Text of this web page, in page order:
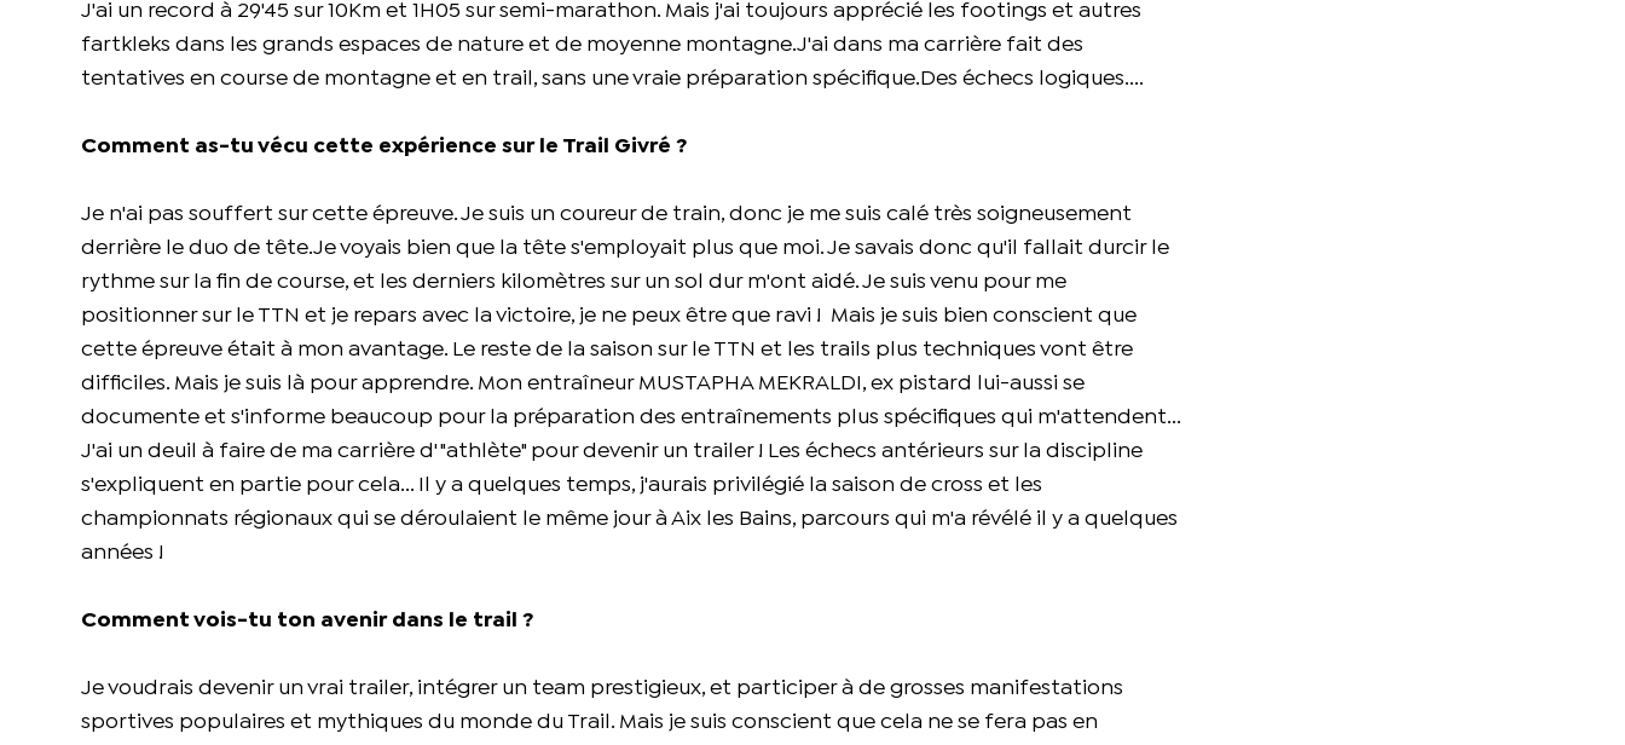
J'ai un record à 29'45 sur 10Km et 1H05 sur semi-marathon. Mais j'ai toujours apprécié les footings et autres
fartkleks dans les grands espaces de nature et de moyenne montagne.J'ai dans ma carrière fait des
tentatives en course de montagne et en trail, sans une vraie préparation spécifique.Des échecs logiques....
Comment as-tu vécu cette expérience sur le Trail Givré ?
Je n'ai pas souffert sur cette épreuve. Je suis un coureur de train, donc je me suis calé très soigneusement
derrière le duo de tête.Je voyais bien que la tête s'employait plus que moi. Je savais donc qu'il fallait durcir le
rythme sur la fin de course, et les derniers kilomètres sur un sol dur m'ont aidé. Je suis venu pour me
positionner sur le TTN et je repars avec la victoire, je ne peux être que ravi ! Mais je suis bien conscient que
cette épreuve était à mon avantage. Le reste de la saison sur le TTN et les trails plus techniques vont être
difficiles. Mais je suis là pour apprendre. Mon entraîneur MUSTAPHA MEKRALDI, ex pistard lui-aussi se
documente et s'informe beaucoup pour la préparation des entraînements plus spécifiques qui m'attendent...
J'ai un deuil à faire de ma carrière d' "athlète" pour devenir un trailer ! Les échecs antérieurs sur la discipline
s'expliquent en partie pour cela... Il y a quelques temps, j'aurais privilégié la saison de cross et les
championnats régionaux qui se déroulaient le même jour à Aix les Bains, parcours qui m'a révélé il y a quelques
années !
Comment vois-tu ton avenir dans le trail ?
Je voudrais devenir un vrai trailer, intégrer un team prestigieux, et participer à de grosses manifestations
sportives populaires et mythiques du monde du Trail. Mais je suis conscient que cela ne se fera pas en